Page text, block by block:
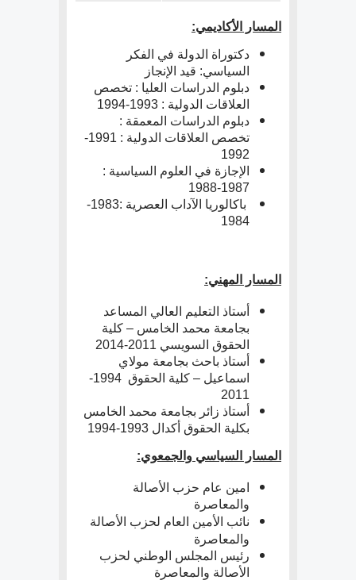
المسار الأكاديمي:
دكتوراة الدولة في الفكر
السياسي: قيد الإنجاز
دبلوم الدراسات العليا : تخصص
العلاقات الدولية : 1993-1994
دبلوم الدراسات المعمقة :
تخصص العلاقات الدولية : 1991-
1992
الإجازة في العلوم السياسية :
1987-1988
باكالوريا الآداب العصرية :1983-
1984
المسار المهني:
أستاذ التعليم العالي المساعد
بجامعة محمد الخامس – كلية
الحقوق السويسي 2011-2014
أستاذ باحث بجامعة مولاي
اسماعيل – كلية الحقوق 1994-
2011
أستاذ زائر بجامعة محمد الخامس
بكلية الحقوق أكدال 1993-1994
المسار السياسي والجمعوي:
امين عام حزب الأصالة
والمعاصرة
نائب الأمين العام لحزب الأصالة
والمعاصرة
رئيس المجلس الوطني لحزب
الأصالة والمعاصرة